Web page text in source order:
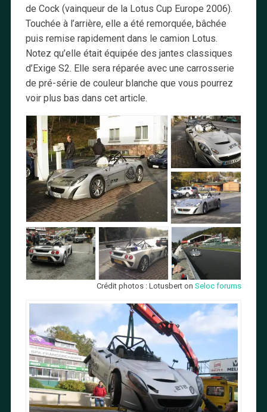
de Cock (vainqueur de la Lotus Cup Europe 2006).
Touchée à l’arrière, elle a été remorquée, bâchée
puis remise rapidement dans le camion Lotus.
Notez qu’elle était équipée des jantes classiques
d’Exige S2. Elle sera réparée avec une carrosserie
de pré-série de couleur blanche que vous pourrez
voir plus bas dans cet article.
Crédit photos : Lotusbert onSeloc forums